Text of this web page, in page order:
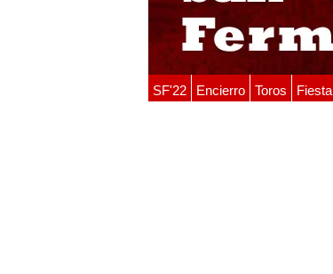
SF'22 Encierro Toros Fiesta